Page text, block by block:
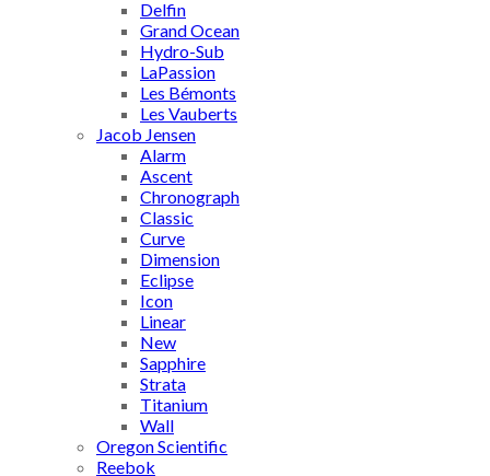
Delfin
Grand Ocean
Hydro-Sub
LaPassion
Les Bémonts
Les Vauberts
Jacob Jensen
Alarm
Ascent
Chronograph
Classic
Curve
Dimension
Eclipse
Icon
Linear
New
Sapphire
Strata
Titanium
Wall
Oregon Scientific
Reebok